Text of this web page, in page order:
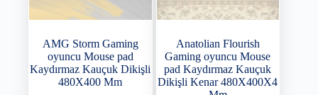
AMG Storm Gaming
oyuncu Mouse pad
Kaydırmaz Kauçuk Dikişli
480X400 Mm
Anatolian Flourish
Gaming oyuncu Mouse
pad Kaydırmaz Kauçuk
Dikişli Kenar 480X400X4